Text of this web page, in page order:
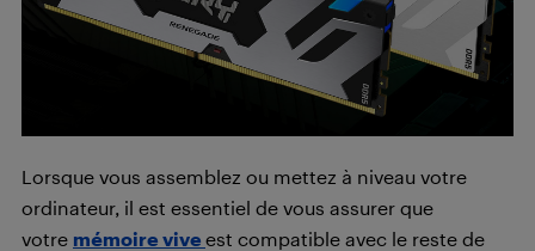
Lorsque vous assemblez ou mettez à niveau votre
ordinateur, il est essentiel de vous assurer que
votre mémoire vive est compatible avec le reste de